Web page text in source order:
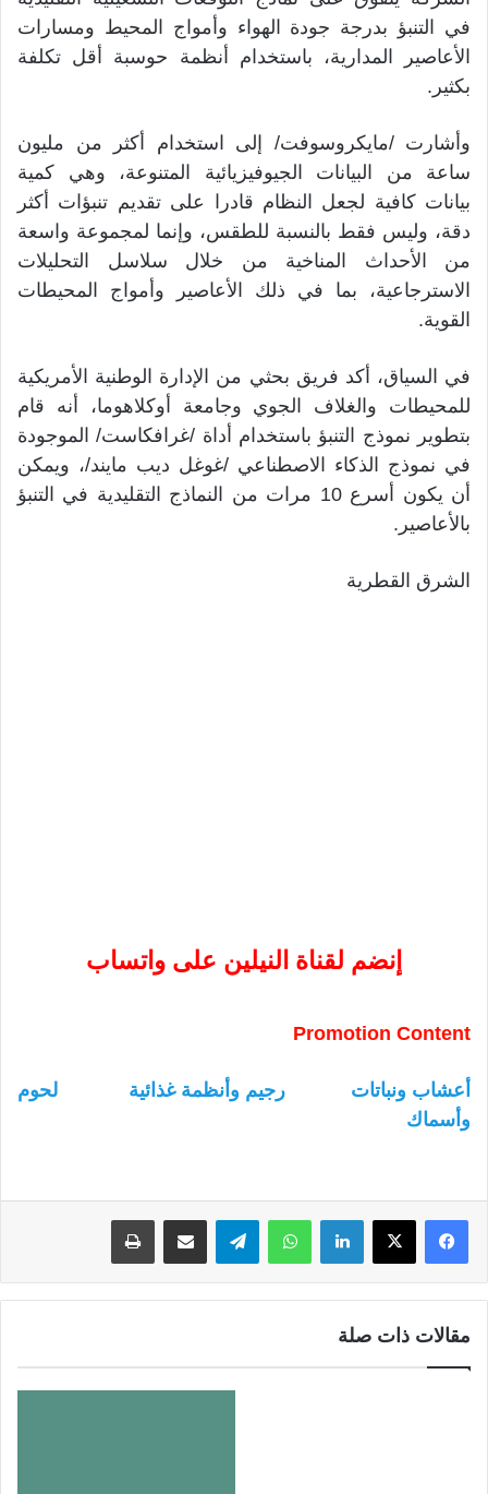
في التنبؤ بدرجة جودة الهواء وأمواج المحيط ومسارات
الأعاصير المدارية، باستخدام أنظمة حوسبة أقل تكلفة
بكثير.
وأشارت /مايكروسوفت/ إلى استخدام أكثر من مليون
ساعة من البيانات الجيوفيزيائية المتنوعة، وهي كمية
بيانات كافية لجعل النظام قادرا على تقديم تنبؤات أكثر
دقة، وليس فقط بالنسبة للطقس، وإنما لمجموعة واسعة
من الأحداث المناخية من خلال سلاسل التحليلات
الاسترجاعية، بما في ذلك الأعاصير وأمواج المحيطات
القوية.
في السياق، أكد فريق بحثي من الإدارة الوطنية الأمريكية
للمحيطات والغلاف الجوي وجامعة أوكلاهوما، أنه قام
بتطوير نموذج التنبؤ باستخدام أداة /غرافكاست/ الموجودة
في نموذج الذكاء الاصطناعي /غوغل ديب مايند/، ويمكن
أن يكون أسرع 10 مرات من النماذج التقليدية في التنبؤ
بالأعاصير.
الشرق القطرية
إنضم لقناة النيلين على واتساب
Promotion Content
أعشاب ونباتات رجيم وأنظمة غذائية
لحوم
وأسماك
لينكدإن واتساب
مقالات ذات صلة